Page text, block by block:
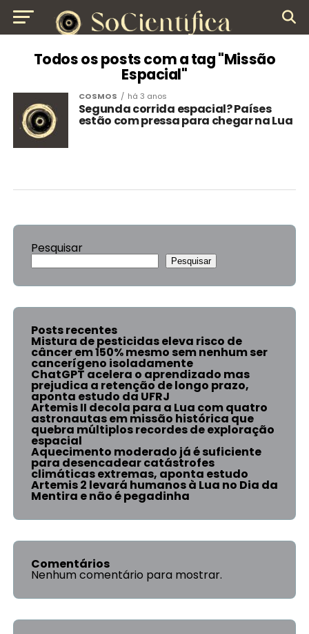
Todos os posts com a tag "Missão
Espacial"
COSMOS há 3 anos
Segunda corrida espacial? Países
estão com pressa para chegar na Lua
Pesquisar
Pesquisar
Posts recentes
Mistura de pesticidas eleva risco de
câncer em 150% mesmo sem nenhum ser
cancerígeno isoladamente
ChatGPT acelera o aprendizado mas
prejudica a retenção de longo prazo,
aponta estudo da UFRJ
Artemis II decola para a Lua com quatro
astronautas em missão histórica que
quebra múltiplos recordes de exploração
espacial
Aquecimento moderado já é suficiente
para desencadear catástrofes
climáticas extremas, aponta estudo
Artemis 2 levará humanos à Lua no Dia da
Mentira e não é pegadinha
Comentários
Nenhum comentário para mostrar.